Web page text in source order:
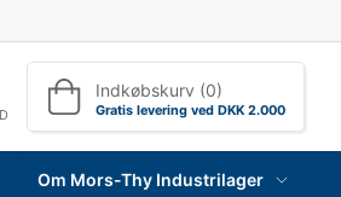
Indkøbskurv (0)
Gratis levering ved DKK 2.000
Om Mors-Thy Industrilager